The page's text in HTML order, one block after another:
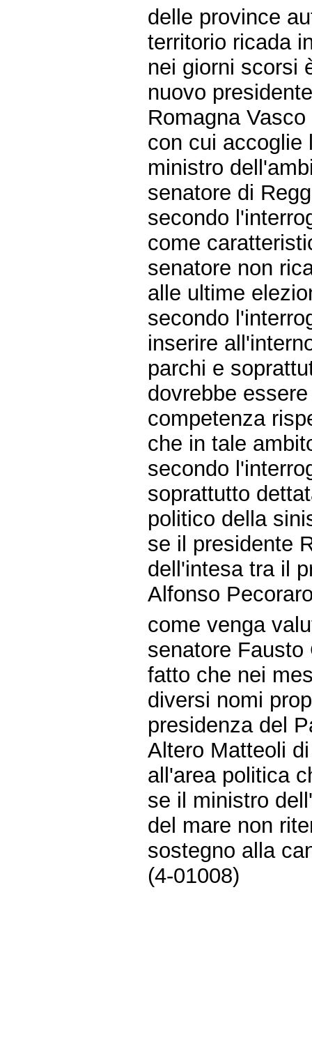
delle province
territorio ricada
nei giorni scorsi
nuovo
Romagna
con cui accoglie
ministro
senatore di
secondo
come
senatore non
alle ultime
secondo
inserire
parchi e
dovrebbe
competenza
che in tale
secondo
soprattutto
politico della
se il presidente
dell'intesa tra il
Alfonso
come venga
senatore
fatto che nei
diversi nomi
presidenza del
Altero Matteoli
all'area politica
se il ministro
del mare non
sostegno alla
(4-01008)